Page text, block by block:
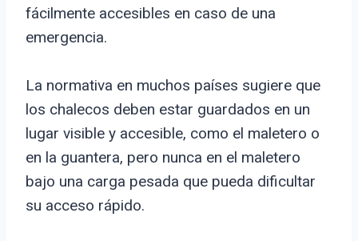
fácilmente accesibles en caso de una
emergencia.
La normativa en muchos países sugiere que
los chalecos deben estar guardados en un
lugar visible y accesible, como el maletero o
en la guantera, pero nunca en el maletero
bajo una carga pesada que pueda dificultar
su acceso rápido.